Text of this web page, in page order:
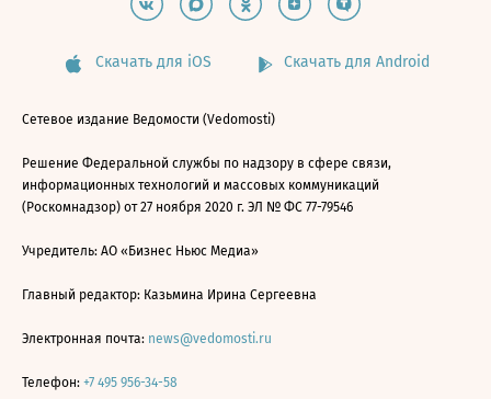
Скачать для iOS Скачать для Android
Сетевое издание Ведомости (Vedomosti)
Решение Федеральной службы по надзору в сфере связи,
информационных технологий и массовых коммуникаций
(Роскомнадзор) от 27 ноября 2020 г. ЭЛ № ФС 77-79546
Учредитель: АО «Бизнес Ньюс Медиа»
Главный редактор: Казьмина Ирина Сергеевна
Электронная почта: news@vedomosti.ru
Телефон: +7 495 956-34-58